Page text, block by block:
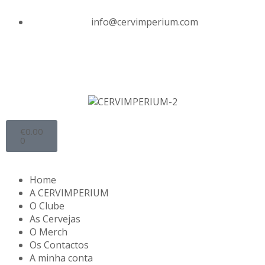
info@cervimperium.com
€0.00
0
Home
A CERVIMPERIUM
O Clube
As Cervejas
O Merch
Os Contactos
A minha conta